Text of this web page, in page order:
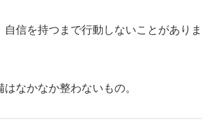
自信を持つまで行動しないことがありま
なかなか整わないもの。